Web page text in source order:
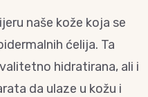
naše kože koja se
ćelija. Ta
hidratirana, ali i
da ulaze u kožu i